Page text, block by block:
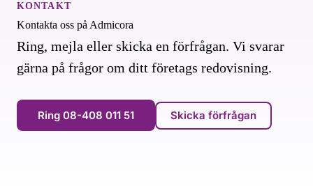
KONTAKT
Kontakta oss på Admicora
Ring, mejla eller skicka en förfrågan. Vi svarar
gärna på frågor om ditt företags redovisning.
Ring 08-408 011 51 Skicka förfrågan